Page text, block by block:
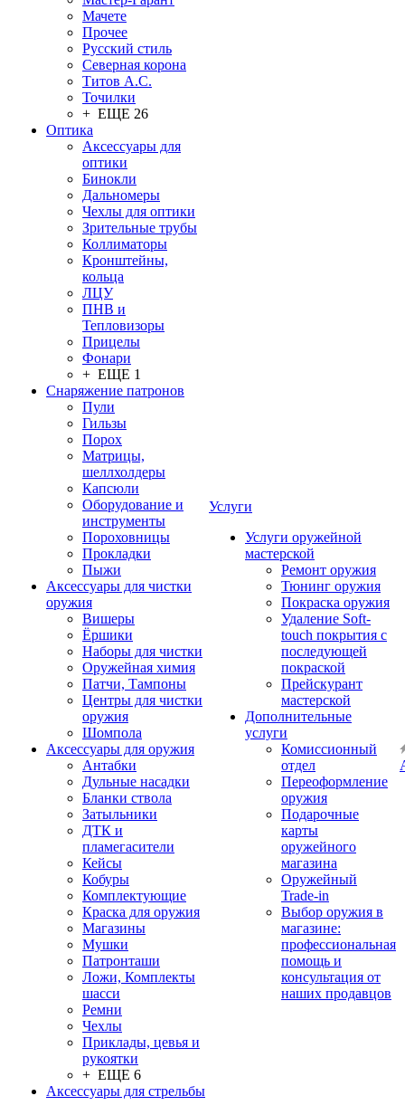
Мачете
Прочее
Русский стиль
Северная корона
Титов А.С.
Точилки
+ ЕЩЕ 26
Оптика
Аксессуары для
оптики
Бинокли
Дальномеры
Чехлы для оптики
Зрительные трубы
Коллиматоры
Кронштейны,
кольца
ЛЦУ
ПНВ и
Тепловизоры
Прицелы
Фонари
+ ЕЩЕ 1
Снаряжение патронов
Пули
Гильзы
Порох
Матрицы,
шеллхолдеры
Капсюли
Оборудование и
инструменты
Пороховницы
Прокладки
Пыжи
Аксессуары для чистки
оружия
Вишеры
Ёршики
Наборы для чистки
Оружейная химия
Патчи, Тампоны
Центры для чистки
оружия
Шомпола
Аксессуары для оружия
Антабки
Дульные насадки
Бланки ствола
Затыльники
ДТК и
пламегасители
Кейсы
Кобуры
Комплектующие
Краска для оружия
Магазины
Мушки
Патронташи
Ложи, Комплекты
шасси
Ремни
Чехлы
Приклады, цевья и
рукоятки
+ ЕЩЕ 6
Аксессуары для стрельбы
Услуги
Услуги оружейной
мастерской
Ремонт оружия
Тюнинг оружия
Покраска оружия
Удаление Soft-
touch покрытия с
последующей
покраской
Прейскурант
мастерской
Дополнительные
услуги
Комиссионный
отдел
Переоформление
оружия
Подарочные
карты
оружейного
магазина
Оружейный
Trade-in
Выбор оружия в
магазине:
профессиональная
помощь и
консультация от
наших продавцов